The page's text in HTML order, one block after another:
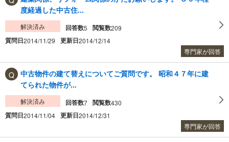
度経過した中古住...
解決済み 回答数5 閲覧数209
質問日2014/11/29 更新日2014/12/14
専門家が回答
中古物件の建て替えについてご質問です。 昭和４７年に建
てられた物件が...
解決済み 回答数7 閲覧数430
質問日2014/11/04 更新日2014/12/31
専門家が回答